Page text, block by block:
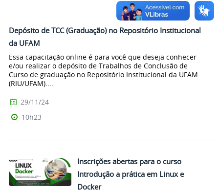
Depósito de TCC (Graduação) no Repositório Institucional
da UFAM
Essa capacitação online é para você que deseja conhecer
e/ou realizar o depósito de Trabalhos de Conclusão de
Curso de graduação no Repositório Institucional da UFAM
(RIU/UFAM)....
29/11/24
10h23
Inscrições abertas para o curso
Introdução a prática em Linux e
Docker